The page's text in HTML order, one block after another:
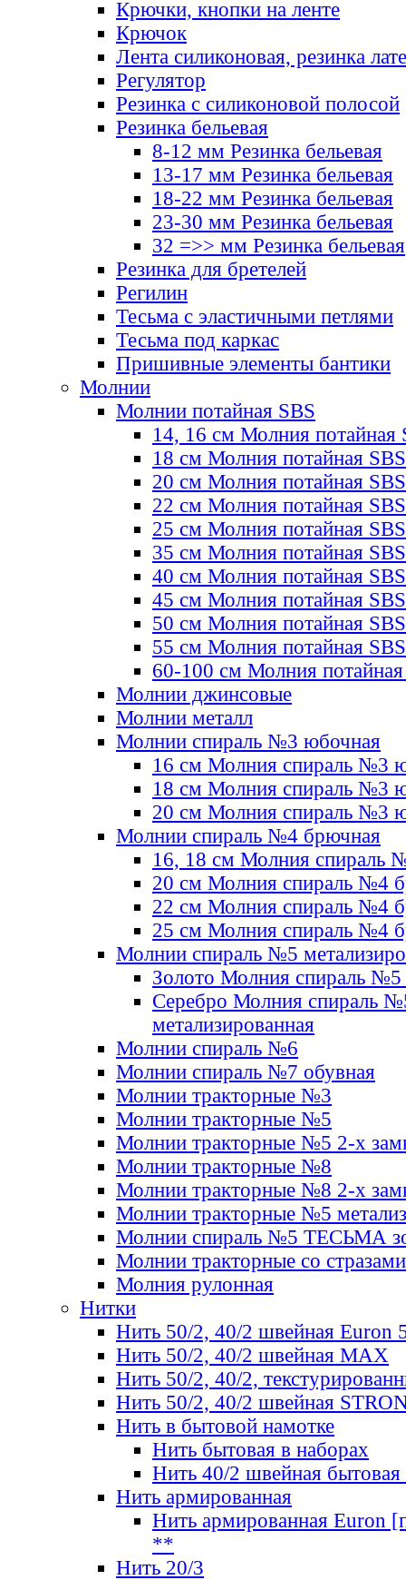
Крючки, кнопки на ленте
Крючок
Лента силиконовая, резинка
Регулятор
Резинка с силиконовой полосой
Резинка бельевая
8-12 мм Резинка бельевая
13-17 мм Резинка бельевая
18-22 мм Резинка бельевая
23-30 мм Резинка бельевая
32 =>> мм Резинка бельевая
Резинка для бретелей
Регилин
Тесьма с эластичными петлями
Тесьма под каркас
Пришивные элементы бантики
Молнии
Молнии потайная SBS
14, 16 см Молния потайная
18 см Молния потайная SBS
20 см Молния потайная SBS
22 см Молния потайная SBS
25 см Молния потайная SBS
35 см Молния потайная SBS
40 см Молния потайная SBS
45 см Молния потайная SBS
50 см Молния потайная SBS
55 см Молния потайная SBS
60-100 см Молния
Молнии джинсовые
Молнии металл
Молнии спираль №3 юбочная
16 см Молния спираль №3
18 см Молния спираль №3
20 см Молния спираль №3
Молнии спираль №4 брючная
16, 18 см Молния спираль
20 см Молния спираль №4
22 см Молния спираль №4
25 см Молния спираль №4
Молнии спираль №5
Золото Молния спираль №5
Серебро Молния спираль
метализированная
Молнии спираль №6
Молнии спираль №7 обувная
Молнии тракторные №3
Молнии тракторные №5
Молнии тракторные №5 2-х
Молнии тракторные №8
Молнии тракторные №8 2-х
Молнии тракторные №5
Молнии спираль №5 ТЕСЬМА
Молнии тракторные со стразами
Молния рулонная
Нитки
Нить 50/2, 40/2 швейная Euron
Нить 50/2, 40/2 швейная МАХ
Нить 50/2, 40/2,
Нить 50/2, 40/2 швейная
Нить в бытовой намотке
Нить бытовая в наборах
Нить 40/2 швейная бытовая
Нить армированная
Нить армированная Euron
**
Нить 20/3